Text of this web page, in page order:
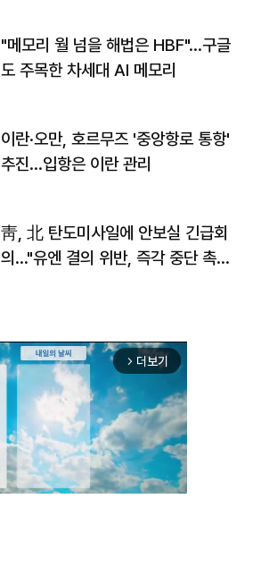
"메모리 월 넘을 해법은 HBF"…구글
도 주목한 차세대 AI 메모리
이란·오만, 호르무즈 '중앙항로 통항'
추진…입항은 이란 관리
靑, 北 탄도미사일에 안보실 긴급회
의…"유엔 결의 위반, 즉각 중단 촉
arrow_forward_ios 더보기